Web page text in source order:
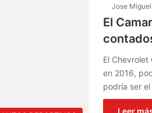
Jose
El
El
en 2016,
podría ser
Leer